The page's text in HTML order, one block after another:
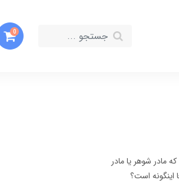
0
مادر شوهر یا مادر
است؟